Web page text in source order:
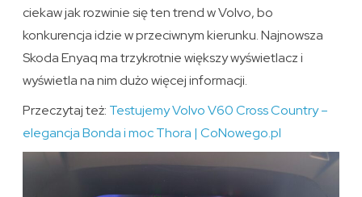
ciekaw jak rozwinie się ten trend w Volvo, bo
konkurencja idzie w przeciwnym kierunku. Najnowsza
Skoda Enyaq ma trzykrotnie większy wyświetlacz i
wyświetla na nim dużo więcej informacji.
Przeczytaj też: Testujemy Volvo V60 Cross Country –
elegancja Bonda i moc Thora | CoNowego.pl